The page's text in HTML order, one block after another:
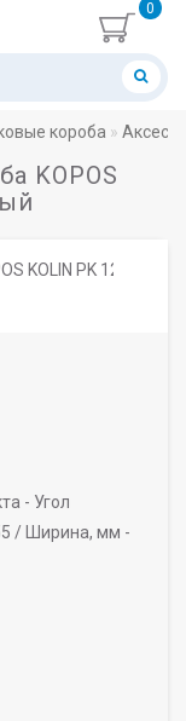
0
короба
KOPOS
- Угол
/
Ширина, мм -